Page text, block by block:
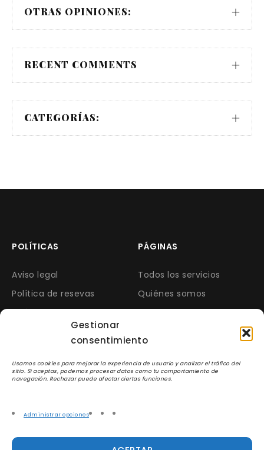
Gestionar
consentimiento
Usamos cookies para mejorar la experiencia de usuario y analizar el tráfico del
sitio. Si aceptas, podemos procesar datos como tu comportamiento de
navegación. Rechazar puede afectar ciertas funciones.
Administrar opciones
OTRAS OPINIONES:
RECENT COMMENTS
CATEGORÍAS:
POLÍTICAS
Aviso legal
Política de resevas
Política de cookies
Política privacidad
PÁGINAS
Todos los servicios
Quiénes somos
Opiniones
en venta o alquiler.
nuevo propietario.